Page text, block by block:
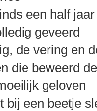
een half
geveerd
de vering en
die beweerd
geloven
bij een beetje